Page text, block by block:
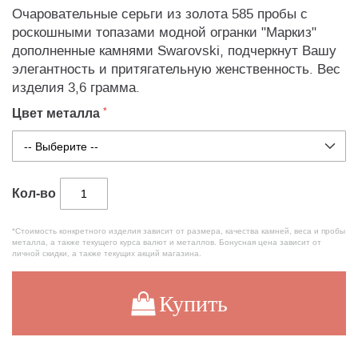
Очаровательные серьги из золота 585 пробы с
роскошными топазами модной огранки "Маркиз"
дополненные камнями Swarovski, подчеркнут Вашу
элегантность и притягательную женственность. Вес
изделия 3,6 грамма.
Цвет металла
Кол-во
*Стоимость конкретного изделия зависит от размера, качества камней, веса и пробы
металла, а также текущего курса валют и металлов. Бонусная цена зависит от
личной скидки, а также текущих акций магазина.
Купить